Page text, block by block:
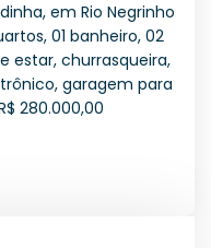
em Rio Negrinho
01 banheiro, 02
estar, churrasqueira,
garagem para
280.000,00